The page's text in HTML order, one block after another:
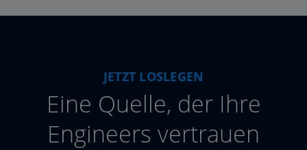
JETZT LOSLEGEN
Eine Quelle, der Ihre
Engineers vertrauen